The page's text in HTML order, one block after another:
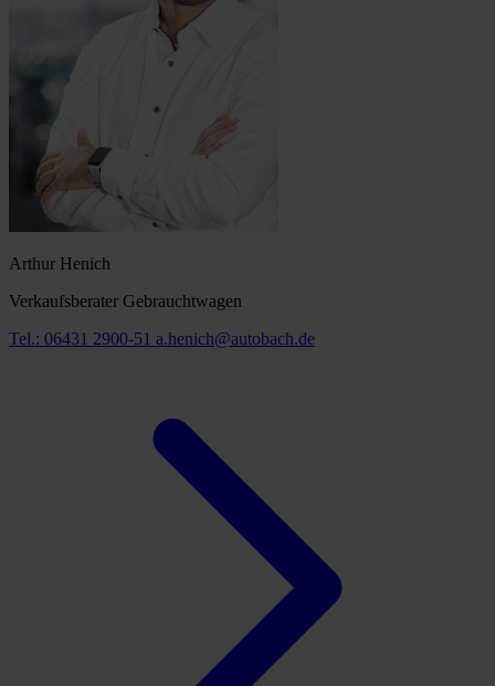
Arthur Henich
Verkaufsberater Gebrauchtwagen
Tel.: 06431 2900-51 a.henich@autobach.de